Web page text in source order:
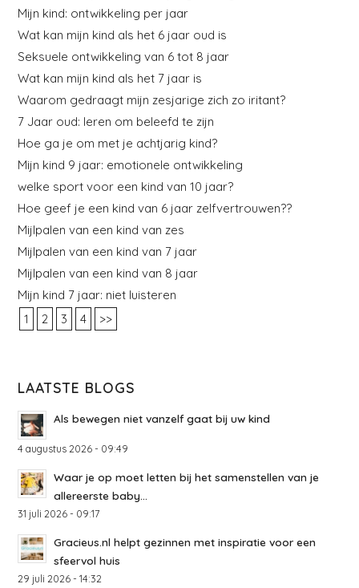
Mijn kind: ontwikkeling per jaar
Wat kan mijn kind als het 6 jaar oud is
Seksuele ontwikkeling van 6 tot 8 jaar
Wat kan mijn kind als het 7 jaar is
Waarom gedraagt mijn zesjarige zich zo iritant?
7 Jaar oud: leren om beleefd te zijn
Hoe ga je om met je achtjarig kind?
Mijn kind 9 jaar: emotionele ontwikkeling
welke sport voor een kind van 10 jaar?
Hoe geef je een kind van 6 jaar zelfvertrouwen??
Mijlpalen van een kind van zes
Mijlpalen van een kind van 7 jaar
Mijlpalen van een kind van 8 jaar
Mijn kind 7 jaar: niet luisteren
1
2 3 4 >>
LAATSTE BLOGS
Als bewegen niet vanzelf gaat bij uw kind
4 augustus 2026 - 09:49
Waar je op moet letten bij het samenstellen van je
allereerste baby...
31 juli 2026 - 09:17
Gracieus.nl helpt gezinnen met inspiratie voor een
sfeervol huis
29 juli 2026 - 14:32